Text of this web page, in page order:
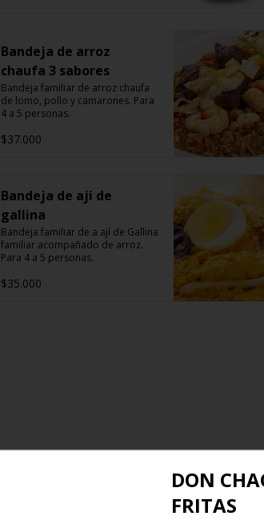
Bandeja de arroz
chaufa 3 sabores
Bandeja familiar de arroz chaufa
de lomo, pollo y camarones. Para
4 a 5 personas.
$37.000
Bandeja de aji de
gallina
Bandeja familiar de a ají de Gallina
familiar acompañado de arroz.
Para 4 a 5 personas.
$35.000
DON
FRITAS